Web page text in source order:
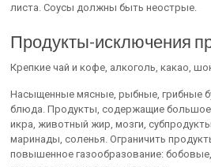
листа. Соусы должны быть неострые.
Продукты-исключения
Крепкие чай и кофе, алкоголь, какао,
Насыщенные мясные, рыбные, грибные
блюда. Продукты, содержащие большое
икра, животный жир, мозги,
маринады, соленья. Ограничить
повышенное газообразование: